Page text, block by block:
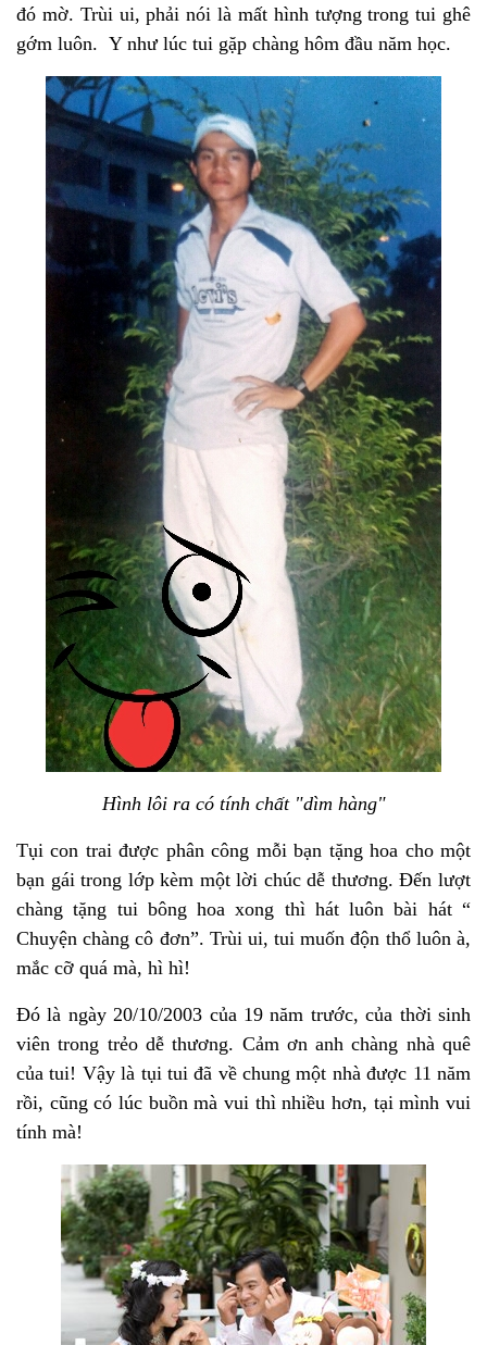
đó mờ. Trùi ui, phải nói là mất hình tượng trong tui ghê
gớm luôn. Y như lúc tui gặp chàng hôm đầu năm học.
Hình lôi ra có tính chất "dìm hàng"
Tụi con trai được phân công mỗi bạn tặng hoa cho một
bạn gái trong lớp kèm một lời chúc dễ thương. Đến lượt
chàng tặng tui bông hoa xong thì hát luôn bài hát “
Chuyện chàng cô đơn”. Trùi ui, tui muốn độn thổ luôn à,
mắc cỡ quá mà, hì hì!
Đó là ngày 20/10/2003 của 19 năm trước, của thời sinh
viên trong trẻo dễ thương. Cảm ơn anh chàng nhà quê
của tui! Vậy là tụi tui đã về chung một nhà được 11 năm
rồi, cũng có lúc buồn mà vui thì nhiều hơn, tại mình vui
tính mà!